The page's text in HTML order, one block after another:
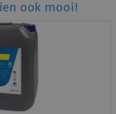
ook mooi!